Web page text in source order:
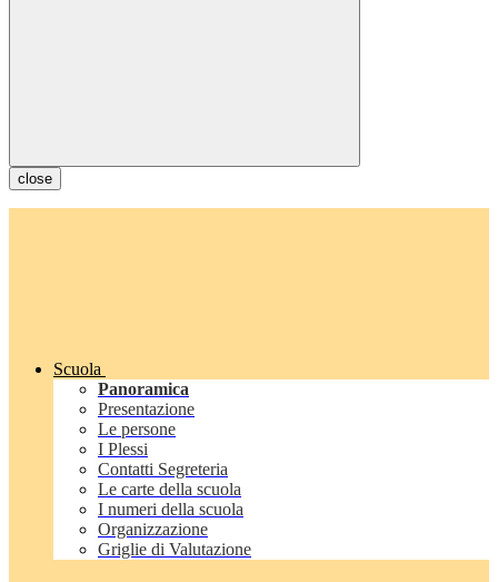
close
Scuola
Panoramica
Presentazione
Le persone
I Plessi
Contatti Segreteria
Le carte della scuola
I numeri della scuola
Organizzazione
Griglie di Valutazione